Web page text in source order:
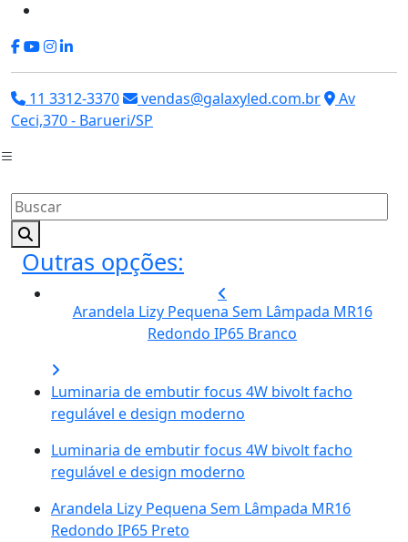
11 3312-3370 vendas@galaxyled.com.br
Av
Ceci,370 - Barueri/SP
Outras opções:
Arandela Lizy Pequena Sem Lâmpada MR16
Redondo IP65 Branco
Luminaria de embutir focus 4W bivolt facho
regulável e design moderno
Luminaria de embutir focus 4W bivolt facho
regulável e design moderno
Arandela Lizy Pequena Sem Lâmpada MR16
Redondo IP65 Preto